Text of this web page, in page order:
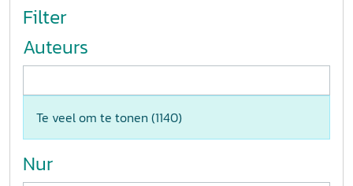
Filter
Auteurs
Te veel om te tonen (1140)
Nur